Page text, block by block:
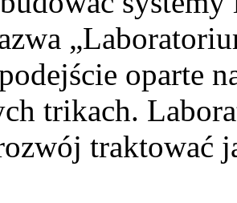
oparte
trikach.
traktować